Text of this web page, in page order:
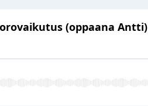
(oppaana Antti)